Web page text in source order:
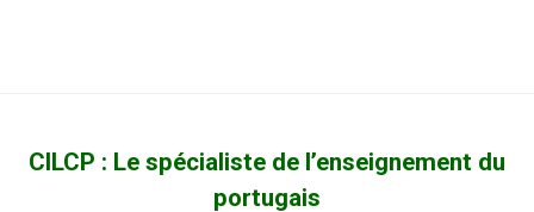
CILCP : Le spécialiste de l’enseignement du
portugais